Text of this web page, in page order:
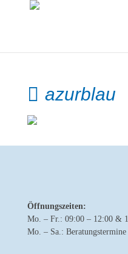
azurblau
Öffnungszeiten:
Mo. – Fr.: 09:00 – 12:00 &
Mo. – Sa.: